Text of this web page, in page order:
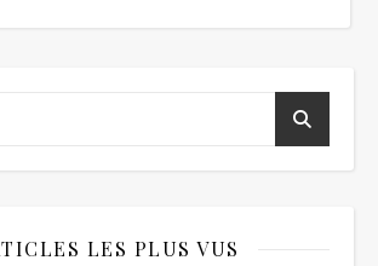
LES PLUS VUS